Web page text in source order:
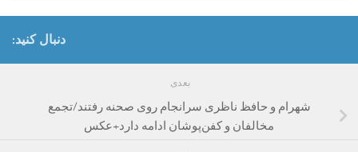
دنبال کنید:
بعدی
شهرام و حافظ ناظری سرانجام روی صحنه رفتند/تجمع
مخالفان و کفن‌پوشان ادامه دارد+عکس